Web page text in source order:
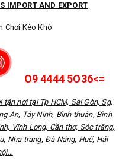
IMPORT AND EXPORT
Chơi Kèo Khó
O9 4444 5O36<=
nơi tại Tp HCM, Sài Gòn, Sg,
An, Tây Ninh, Bình thuận, Bình
Vĩnh Long, Cần thơ, Sóc trăng,
Nha trang, Đà Nẵng, Huế, Hải